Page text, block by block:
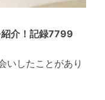
紹介！記録7799
いしたことがあり